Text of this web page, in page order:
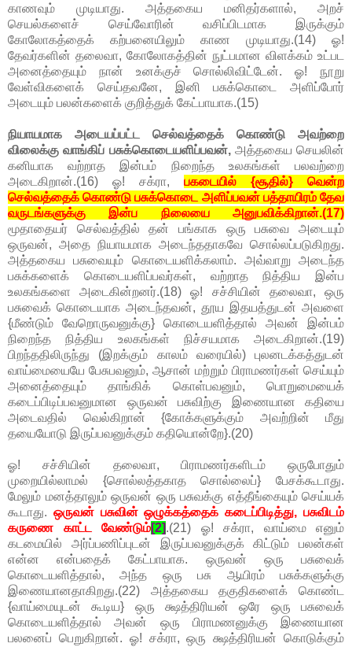
காணவும் முடியாது. அத்தகைய மனிதர்களால், அறச்
செயல்களைச் செய்வோரின் வசிப்பிடமாக இருக்கும்
கோலோகத்தைக் கற்பனையிலும் காண முடியாது.(14) ஓ!
தேவர்களின் தலைவா, கோலோகத்தின் நுட்பமான விளக்கம் உட்பட
அனைத்தையும் நான் உனக்குச் சொல்லிவிட்டேன். ஓ! நூறு
வேள்விகளைக் செய்தவனே, இனி பசுக்கொடை அளிப்போர்
அடையும் பலன்களைக் குறித்துக் கேட்பாயாக.(15)
நியாயமாக அடையப்பட்ட செல்வத்தைக் கொண்டு அவற்றை
விலைக்கு வாங்கிப் பசுக்கொடையளிப்பவன்,அத்தகைய செயலின்
கனியாக வற்றாத இன்பம் நிறைந்த உலகங்கள் பலவற்றை
அடைகிறான்.(16) ஓ! சக்ரா, பகடையில் {சூதில்} வென்ற
செல்வத்தைக் கொண்டு பசுக்கொடை அளிப்பவன் பத்தாயிரம் தேவ
வருடங்களுக்கு இன்ப நிலையை அனுபவிக்கிறான்.(17)
மூதாதையர் செல்வத்தில் தன் பங்காக ஒரு பசுவை அடையும்
ஒருவன், அதை நியாயமாக அடைந்ததாகவே சொல்லப்படுகிறது.
அத்தகைய பசுவையும் கொடையளிக்கலாம். அவ்வாறு அடைந்த
பசுக்களைக் கொடையளிப்பவர்கள், வற்றாத நித்திய இன்ப
உலகங்களை அடைகின்றனர்.(18) ஓ! சச்சியின் தலைவா, ஒரு
பசுவைக் கொடையாக அடைந்தவன், தூய இதயத்துடன் அவளை
{மீண்டும் வேறொருவனுக்கு} கொடையளித்தால் அவன் இன்பம்
நிறைந்த நித்திய உலகங்கள் நிச்சயமாக அடைகிறான்.(19)
பிறந்ததிலிருந்து (இறக்கும் காலம் வரையில்) புலனடக்கத்துடன்
வாய்மையையே பேசுபவனும், ஆசான் மற்றும் பிராமணர்கள் செய்யும்
அனைத்தையும் தாங்கிக் கொள்பவனும், பொறுமையைக்
கடைப்பிடிப்பவனுமான ஒருவன் பசுவிற்கு இணையான கதியை
அடைவதில் வெல்கிறான் {கோக்களுக்கும் அவற்றின் மீது
தயையோடு இருப்பவனுக்கும் கதியொன்றே}.(20)
ஓ! சச்சியின் தலைவா, பிராமணர்களிடம் ஒருபோதும்
முறையில்லாமல் {சொல்லத்தகாத சொல்லைப்} பேசக்கூடாது.
மேலும் மனத்தாலும் ஒருவன் ஒரு பசுவக்கு எத்தீங்கையும் செய்யக்
கூடாது. ஒருவன் பசுவின் ஒழுக்கத்தைக் கடைப்பிடித்து, பசுவிடம்
கருணை காட்ட வேண்டும்[2].(21) ஓ! சக்ரா, வாய்மை எனும்
கடமையில் அர்ப்பணிப்புடன் இருப்பவனுக்குக் கிட்டும் பலன்கள்
என்ன என்பதைக் கேட்பாயாக. ஒருவன் ஒரு பசுவைக்
கொடையளித்தால், அந்த ஒரு பசு ஆயிரம் பசுக்களுக்கு
இணையானதாகிறது.(22) அத்தகைய தகுதிகளைக் கொண்ட
{வாய்மையுடன் கூடிய} ஒரு க்ஷத்திரியன் ஒரே ஒரு பசுவைக்
கொடையளித்தால் அவன் ஒரு பிராமணனுக்கு இணையான
பலனைப் பெறுகிறான். ஓ! சக்ரா, ஒரு க்ஷத்திரியன் கொடுக்கும்